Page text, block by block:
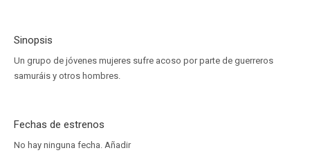
Sinopsis
Un grupo de jóvenes mujeres sufre acoso por parte de guerreros
samuráis y otros hombres.
Fechas de estrenos
No hay ninguna fecha. Añadir